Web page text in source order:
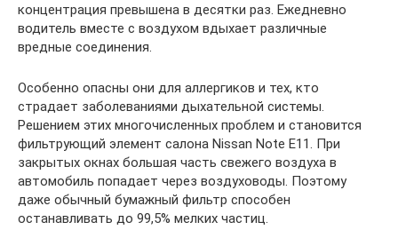
концентрация превышена в десятки раз. Ежедневно
водитель вместе с воздухом вдыхает различные
вредные соединения.
Особенно опасны они для аллергиков и тех, кто
страдает заболеваниями дыхательной системы.
Решением этих многочисленных проблем и становится
фильтрующий элемент салона Nissan Note E11. При
закрытых окнах большая часть свежего воздуха в
автомобиль попадает через воздуховоды. Поэтому
даже обычный бумажный фильтр способен
останавливать до 99,5% мелких частиц.